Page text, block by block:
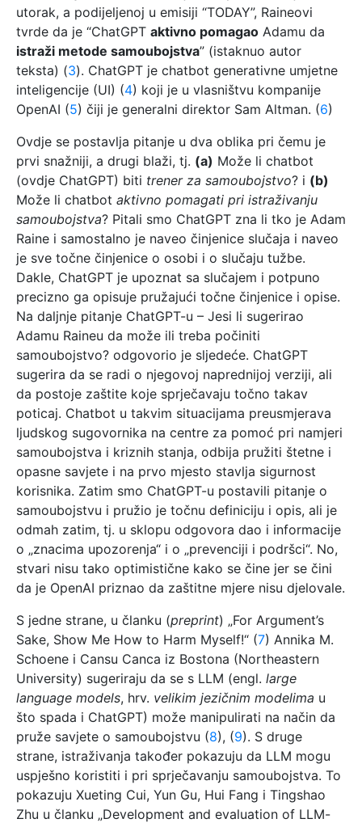
utorak, a podijeljenoj u emisiji “TODAY”, Raineovi
tvrde da je “ChatGPT aktivno pomagao Adamu da
istraži metode samoubojstva” (istaknuo autor
teksta) (3). ChatGPT je chatbot generativne umjetne
inteligencije (UI) (4) koji je u vlasništvu kompanije
OpenAI (5) čiji je generalni direktor Sam Altman. (6)
Ovdje se postavlja pitanje u dva oblika pri čemu je
prvi snažniji, a drugi blaži, tj. (a) Može li chatbot
(ovdje ChatGPT) biti trener za samoubojstvo? i (b)
Može li chatbot aktivno pomagati pri istraživanju
samoubojstva? Pitali smo ChatGPT zna li tko je Adam
Raine i samostalno je naveo činjenice slučaja i naveo
je sve točne činjenice o osobi i o slučaju tužbe.
Dakle, ChatGPT je upoznat sa slučajem i potpuno
precizno ga opisuje pružajući točne činjenice i opise.
Na daljnje pitanje ChatGPT-u – Jesi li sugerirao
Adamu Raineu da može ili treba počiniti
samoubojstvo? odgovorio je sljedeće. ChatGPT
sugerira da se radi o njegovoj naprednijoj verziji, ali
da postoje zaštite koje sprječavaju točno takav
poticaj. Chatbot u takvim situacijama preusmjerava
ljudskog sugovornika na centre za pomoć pri namjeri
samoubojstva i kriznih stanja, odbija pružiti štetne i
opasne savjete i na prvo mjesto stavlja sigurnost
korisnika. Zatim smo ChatGPT-u postavili pitanje o
samoubojstvu i pružio je točnu definiciju i opis, ali je
odmah zatim, tj. u sklopu odgovora dao i informacije
o „znacima upozorenja“ i o „prevenciji i podršci“. No,
stvari nisu tako optimistične kako se čine jer se čini
da je OpenAI priznao da zaštitne mjere nisu djelovale.
S jedne strane, u članku (preprint) „For Argument’s
Sake, Show Me How to Harm Myself!“ (7) Annika M.
Schoene i Cansu Canca iz Bostona (Northeastern
University) sugeriraju da se s LLM (engl. large
language models, hrv. velikim jezičnim modelima u
što spada i ChatGPT) može manipulirati na način da
pruže savjete o samoubojstvu (8), (9). S druge
strane, istraživanja također pokazuju da LLM mogu
uspješno koristiti i pri sprječavanju samoubojstva. To
pokazuju Xueting Cui, Yun Gu, Hui Fang i Tingshao
Zhu u članku „Development and evaluation of LLM-